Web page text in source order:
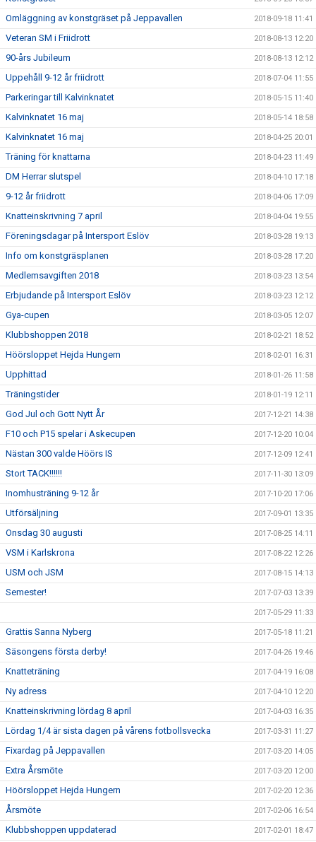
Omläggning av konstgräset på Jeppavallen 2018-09-18 11:41
Veteran SM i Friidrott 2018-08-13 12:20
90-års Jubileum 2018-08-13 12:12
Uppehåll 9-12 år friidrott 2018-07-04 11:55
Parkeringar till Kalvinknatet 2018-05-15 11:40
Kalvinknatet 16 maj 2018-05-14 18:58
Kalvinknatet 16 maj 2018-04-25 20:01
Träning för knattarna 2018-04-23 11:49
DM Herrar slutspel 2018-04-10 17:18
9-12 år friidrott 2018-04-06 17:09
Knatteinskrivning 7 april 2018-04-04 19:55
Föreningsdagar på Intersport Eslöv 2018-03-28 19:13
Info om konstgräsplanen 2018-03-28 17:20
Medlemsavgiften 2018 2018-03-23 13:54
Erbjudande på Intersport Eslöv 2018-03-23 12:12
Gya-cupen 2018-03-05 12:07
Klubbshoppen 2018 2018-02-21 18:52
Höörsloppet Hejda Hungern 2018-02-01 16:31
Upphittad 2018-01-26 11:58
Träningstider 2018-01-19 12:11
God Jul och Gott Nytt År 2017-12-21 14:38
F10 och P15 spelar i Askecupen 2017-12-20 10:04
Nästan 300 valde Höörs IS 2017-12-09 12:41
Stort TACK!!!!!! 2017-11-30 13:09
Inomhusträning 9-12 år 2017-10-20 17:06
Utförsäljning 2017-09-01 13:35
Onsdag 30 augusti 2017-08-25 14:11
VSM i Karlskrona 2017-08-22 12:26
USM och JSM 2017-08-15 14:13
Semester! 2017-07-03 13:39
2017-05-29 11:33
Grattis Sanna Nyberg 2017-05-18 11:21
Säsongens första derby! 2017-04-26 19:46
Knatteträning 2017-04-19 16:08
Ny adress 2017-04-10 12:20
Knatteinskrivning lördag 8 april 2017-04-03 16:35
Lördag 1/4 är sista dagen på vårens fotbollsvecka 2017-03-31 11:27
Fixardag på Jeppavallen 2017-03-20 14:05
Extra Årsmöte 2017-03-20 12:00
Höörsloppet Hejda Hungern 2017-02-20 12:36
Årsmöte 2017-02-06 16:54
Klubbshoppen uppdaterad 2017-02-01 18:47